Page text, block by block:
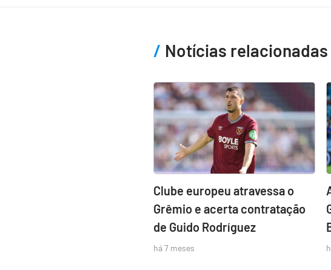
Notícias relacionadas
Clube europeu atravessa o
Grêmio e acerta contratação
de Guido Rodríguez
há 7 meses